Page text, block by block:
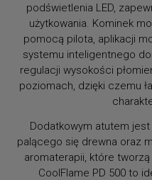
podświetlenia LED,
użytkowania. Kominek
pomocą pilota, aplikacji
systemu inteligentnego
regulacji wysokości
poziomach, dzięki czemu
Dodatkowym atutem
palącego się drewna oraz
aromaterapii, które
CoolFlame PD 500 to